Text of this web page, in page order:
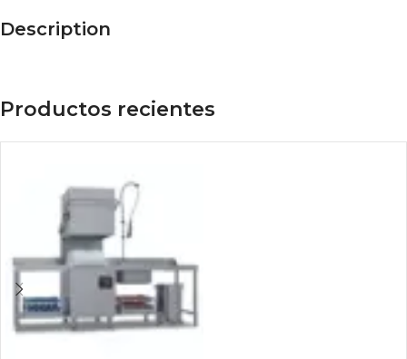
Description
Productos recientes